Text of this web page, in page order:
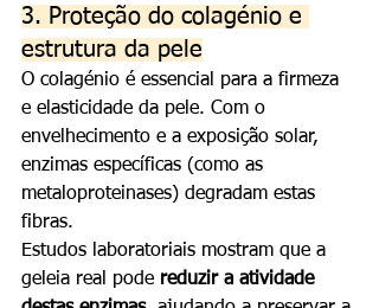
3. Proteção do colagénio e
estrutura da pele
O colagénio é essencial para a firmeza
e elasticidade da pele. Com o
envelhecimento e a exposição solar,
enzimas específicas (como as
metaloproteinases) degradam estas
fibras.
Estudos laboratoriais mostram que a
geleia real pode reduzir a atividade